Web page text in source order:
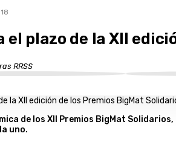
el plazo de la XII
RRSS
de los XII
Premios BigMat
uno.